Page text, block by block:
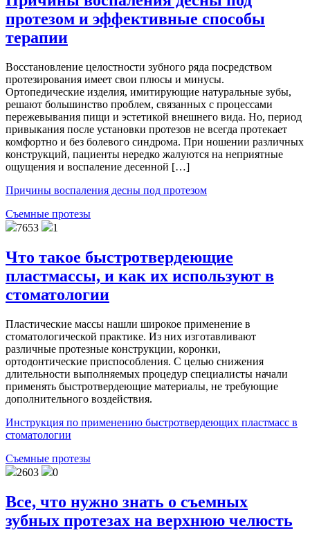
протезом и эффективные способы
терапии
Восстановление целостности зубного ряда посредством
протезирования имеет свои плюсы и минусы.
Ортопедические изделия, имитирующие натуральные зубы,
решают большинство проблем, связанных с процессами
пережевывания пищи и эстетикой внешнего вида. Но, период
привыкания после установки протезов не всегда протекает
комфортно и без болевого синдрома. При ношении различных
конструкций, пациенты нередко жалуются на неприятные
ощущения и воспаление десенной […]
Причины воспаления десны под протезом
Съемные протезы
7653
1
Что такое быстротвердеющие
пластмассы, и как их используют в
стоматологии
Пластические массы нашли широкое применение в
стоматологической практике. Из них изготавливают
различные протезные конструкции, коронки,
ортодонтические приспособления. С целью снижения
длительности выполняемых процедур специалисты начали
применять быстротвердеющие материалы, не требующие
дополнительного воздействия.
Инструкция по применению быстротвердеющих пластмасс в
стоматологии
Съемные протезы
2603
0
Все, что нужно знать о съемных
зубных протезах на верхнюю челюсть